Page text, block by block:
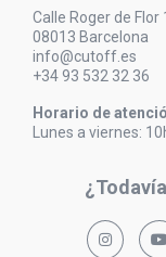
Calle Roger de Flor
08013 Barcelona
info@cutoff.es
+34 93 532 32 36
Horario de
Lunes a viernes: